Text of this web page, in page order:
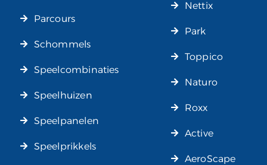
Parcours
Schommels
Speelcombinaties
Speelhuizen
Speelpanelen
Speelprikkels
Nettix
Park
Toppico
Naturo
Roxx
Active
AeroScape